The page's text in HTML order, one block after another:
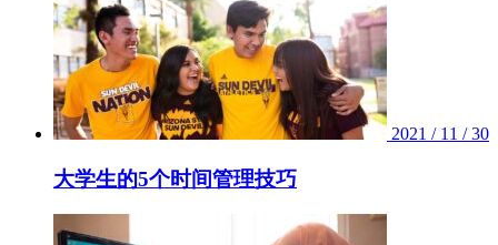
2021 / 11 / 30
大学生的5个时间管理技巧